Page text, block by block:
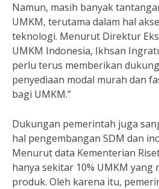
Namun, masih banyak
UMKM, terutama dalam hal
teknologi. Menurut Direktur
UMKM Indonesia, Ikhsan
perlu terus memberikan
penyediaan modal murah dan
bagi UMKM.”
Dukungan pemerintah juga
hal pengembangan SDM dan
Menurut data Kementerian
hanya sekitar 10% UMKM yang
produk. Oleh karena itu,